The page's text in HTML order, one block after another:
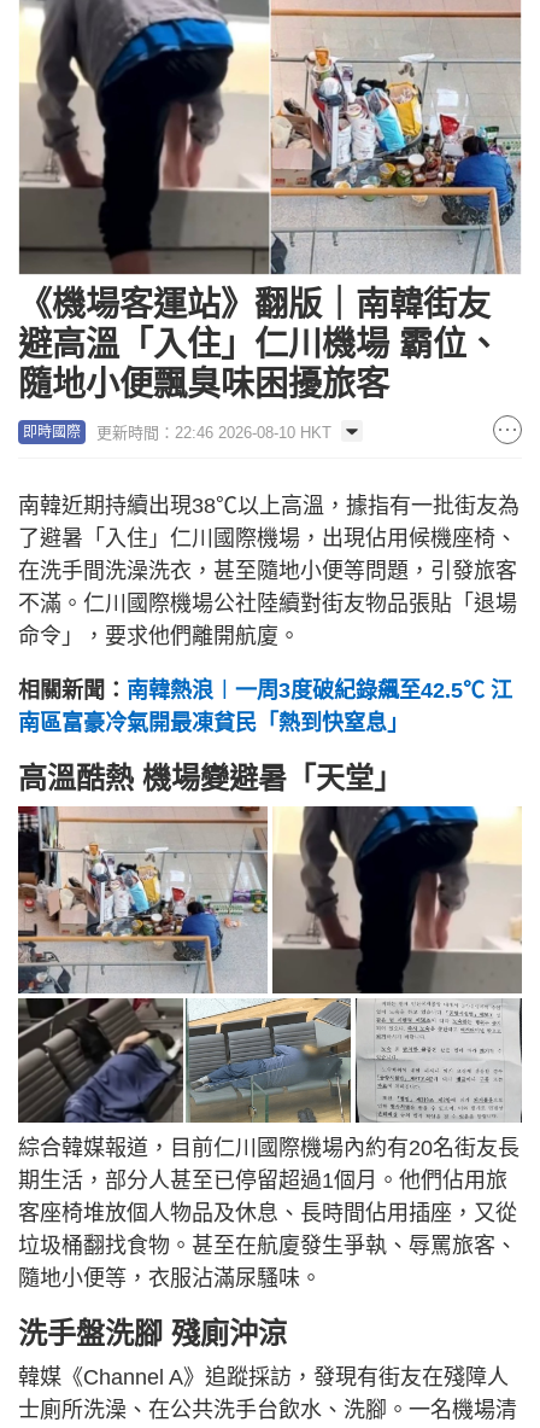
《機場客運站》翻版｜南韓街友
避高溫「入住」仁川機場 霸位、
隨地小便飄臭味困擾旅客
即時國際 更新時間：22:46 2026-08-10 HKT
南韓近期持續出現38℃以上高溫，據指有一批街友為
了避暑「入住」仁川國際機場，出現佔用候機座椅、
在洗手間洗澡洗衣，甚至隨地小便等問題，引發旅客
不滿。仁川國際機場公社陸續對街友物品張貼「退場
命令」，要求他們離開航廈。
相關新聞： 南韓熱浪︱一周3度破紀錄飆至42.5℃ 江
南區富豪冷氣開最凍貧民「熱到快窒息」
高溫酷熱 機場變避暑「天堂」
綜合韓媒報道，目前仁川國際機場內約有20名街友長
期生活，部分人甚至已停留超過1個月。他們佔用旅
客座椅堆放個人物品及休息、長時間佔用插座，又從
垃圾桶翻找食物。甚至在航廈發生爭執、辱罵旅客、
隨地小便等，衣服沾滿尿騷味。
洗手盤洗腳 殘廁沖涼
韓媒《Channel A》追蹤採訪，發現有街友在殘障人
士廁所洗澡、在公共洗手台飲水、洗腳。一名機場清